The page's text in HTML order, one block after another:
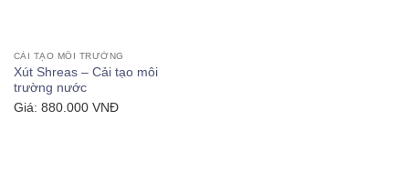
CẢI TẠO MÔI TRƯỜNG
Xút Shreas – Cải tạo môi
trường nước
Giá: 880.000 VNĐ